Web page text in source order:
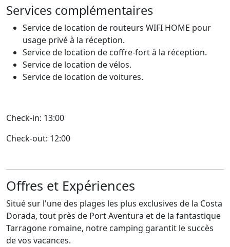
Services complémentaires
Service de location de routeurs WIFI HOME pour
usage privé à la réception.
Service de location de coffre-fort à la réception.
Service de location de vélos.
Service de location de voitures.
Check-in: 13:00
Check-out: 12:00
Offres et Expériences
Situé sur l'une des plages les plus exclusives de la Costa
Dorada, tout près de Port Aventura et de la fantastique
Tarragone romaine, notre camping garantit le succès
de vos vacances.